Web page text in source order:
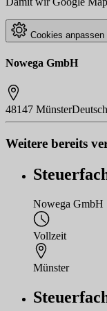
Cookies anpassen
Nowega GmbH
48147 Münster
Weitere bereits
Nowega GmbH
Vollzeit
Münster